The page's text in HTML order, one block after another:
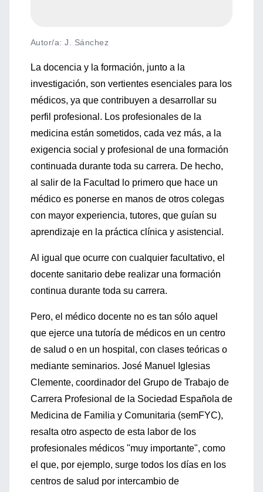
Autor/a: J. Sánchez
La docencia y la formación, junto a la
investigación, son vertientes esenciales para los
médicos, ya que contribuyen a desarrollar su
perfil profesional. Los profesionales de la
medicina están sometidos, cada vez más, a la
exigencia social y profesional de una formación
continuada durante toda su carrera. De hecho,
al salir de la Facultad lo primero que hace un
médico es ponerse en manos de otros colegas
con mayor experiencia, tutores, que guían su
aprendizaje en la práctica clínica y asistencial.
Al igual que ocurre con cualquier facultativo, el
docente sanitario debe realizar una formación
continua durante toda su carrera.
Pero, el médico docente no es tan sólo aquel
que ejerce una tutoría de médicos en un centro
de salud o en un hospital, con clases teóricas o
mediante seminarios. José Manuel Iglesias
Clemente, coordinador del Grupo de Trabajo de
Carrera Profesional de la Sociedad Española de
Medicina de Familia y Comunitaria (semFYC),
resalta otro aspecto de esta labor de los
profesionales médicos "muy importante", como
el que, por ejemplo, surge todos los días en los
centros de salud por intercambio de